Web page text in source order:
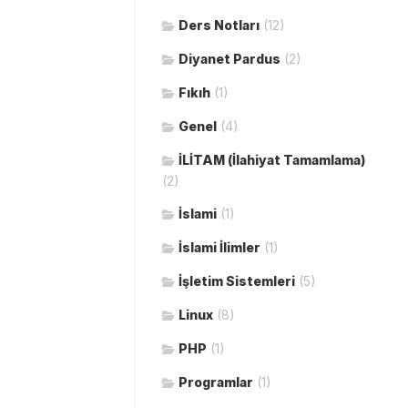
Ders Notları (12)
Diyanet Pardus (2)
Fıkıh (1)
Genel (4)
İLİTAM (İlahiyat Tamamlama)
(2)
İslami (1)
İslami İlimler (1)
İşletim Sistemleri (5)
Linux (8)
PHP (1)
Programlar (1)